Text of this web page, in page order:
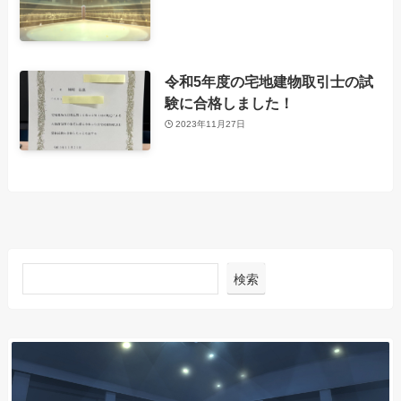
令和5年度の宅地建物取引士の試
験に合格しました！
2023年11月27日
検索